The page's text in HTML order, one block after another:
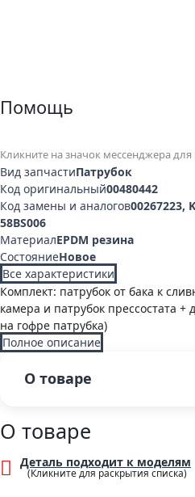
Помощь
Кликните на значок мессенджера для
Вид запчастиПатрубок
Код оригинальный00480442
Код замены и аналогов00267223,
58BS006
МатериалEPDM резина
СостояниеНовое
Все характеристики
Комплект: патрубок от бака к
камера и патрубок прессостата
на гофре патрубка)
Полное описание
О товаре
О товаре
Деталь подходит к моделям